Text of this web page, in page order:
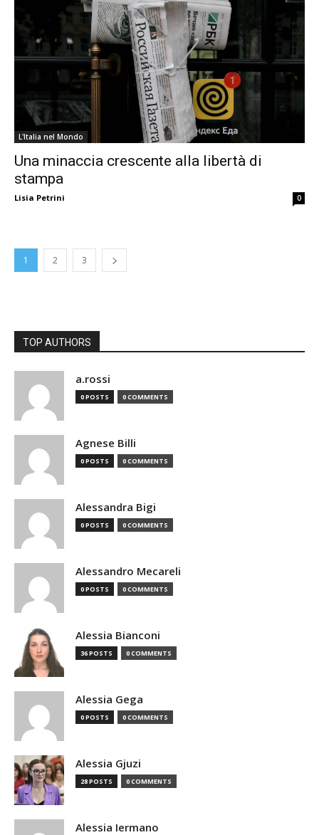
L'Italia nel Mondo
Una minaccia crescente alla libertà di
stampa
Lisia Petrini 0
1 2 3
TOP AUTHORS
a.rossi
0 POSTS 0 COMMENTS
Agnese Billi
0 POSTS 0 COMMENTS
Alessandra Bigi
0 POSTS 0 COMMENTS
Alessandro Mecareli
0 POSTS 0 COMMENTS
Alessia Bianconi
36 POSTS 0 COMMENTS
Alessia Gega
0 POSTS 0 COMMENTS
Alessia Gjuzi
28 POSTS 0 COMMENTS
Alessia Iermano